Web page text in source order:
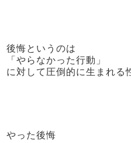
後悔というのは
「やらなかった行動」
に対して圧倒的に生まれる
やった後悔